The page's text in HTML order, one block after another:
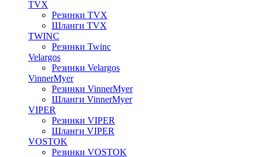
TVX
Резинки TVX
Шланги TVX
TWINC
Резинки Twinc
Velargos
Резинки Velargos
VinnerMyer
Резинки VinnerMyer
Шланги VinnerMyer
VIPER
Резинки VIPER
Шланги VIPER
VOSTOK
Резинки VOSTOK